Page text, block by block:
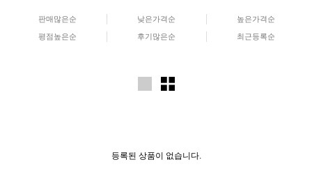
판매많은순 낮은가격순 높은가격순
평점높은순 후기많은순 최근등록순
등록된 상품이 없습니다.